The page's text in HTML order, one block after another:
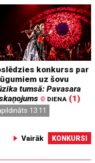
konkurss par
uz šovu
tumsā: Pavasara
© DIENA (1)
13:11
Vairāk KONKURSI